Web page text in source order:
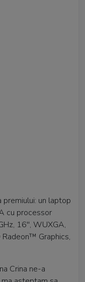
premiului: un laptop
cu processor
16'', WUXGA,
Radeon™ Graphics,
Crina ne-a